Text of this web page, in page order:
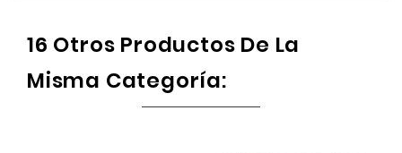
16 Otros Productos De La
Misma Categoría: